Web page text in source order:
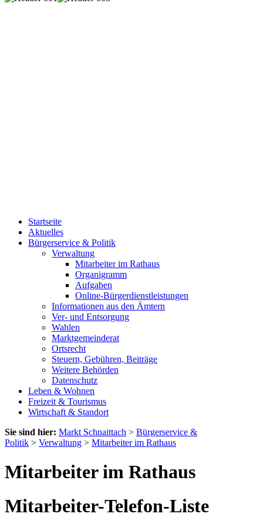
Startseite
Aktuelles
Bürgerservice & Politik
Verwaltung
Mitarbeiter im Rathaus
Organigramm
Aufgaben
Online-Bürgerdienstleistungen
Informationen aus den Ämtern
Ver- und Entsorgung
Wahlen
Marktgemeinderat
Ortsrecht
Steuern, Gebühren, Beiträge
Weitere Behörden
Datenschutz
Leben & Wohnen
Freizeit & Tourismus
Wirtschaft & Standort
Sie sind hier: Markt Schnaittach > Bürgerservice &
Politik > Verwaltung > Mitarbeiter im Rathaus
Mitarbeiter im Rathaus
Mitarbeiter-Telefon-Liste